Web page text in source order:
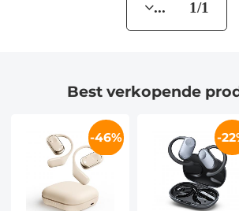
... 1/1
Best verkopende
-46% -